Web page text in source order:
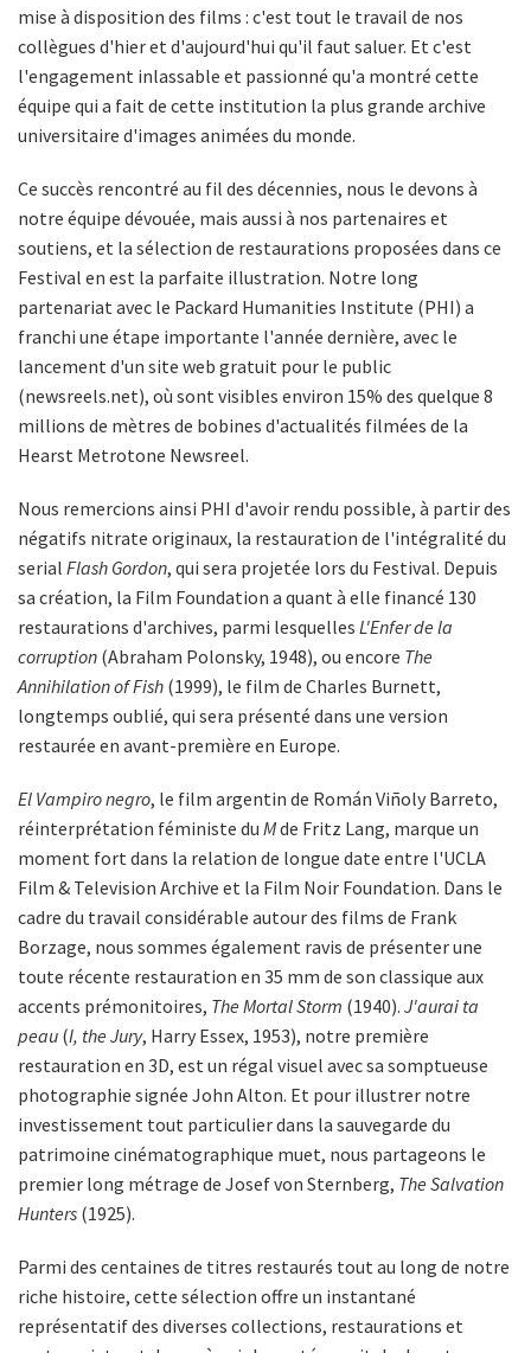
mise à disposition des films : c'est tout le travail de nos
collègues d'hier et d'aujourd'hui qu'il faut saluer. Et c'est
l'engagement inlassable et passionné qu'a montré cette
équipe qui a fait de cette institution la plus grande archive
universitaire d'images animées du monde.
Ce succès rencontré au fil des décennies, nous le devons à
notre équipe dévouée, mais aussi à nos partenaires et
soutiens, et la sélection de restaurations proposées dans ce
Festival en est la parfaite illustration. Notre long
partenariat avec le Packard Humanities Institute (PHI) a
franchi une étape importante l'année dernière, avec le
lancement d'un site web gratuit pour le public
(newsreels.net), où sont visibles environ 15% des quelque 8
millions de mètres de bobines d'actualités filmées de la
Hearst Metrotone Newsreel.
Nous remercions ainsi PHI d'avoir rendu possible, à partir des
négatifs nitrate originaux, la restauration de l'intégralité du
serial Flash Gordon, qui sera projetée lors du Festival. Depuis
sa création, la Film Foundation a quant à elle financé 130
restaurations d'archives, parmi lesquelles L'Enfer de la
corruption (Abraham Polonsky, 1948), ou encore The
Annihilation of Fish (1999), le film de Charles Burnett,
longtemps oublié, qui sera présenté dans une version
restaurée en avant-première en Europe.
El Vampiro negro, le film argentin de Román Viñoly Barreto,
réinterprétation féministe du Mde Fritz Lang, marque un
moment fort dans la relation de longue date entre l'UCLA
Film & Television Archive et la Film Noir Foundation. Dans le
cadre du travail considérable autour des films de Frank
Borzage, nous sommes également ravis de présenter une
toute récente restauration en 35 mm de son classique aux
accents prémonitoires, The Mortal Storm (1940). J'aurai ta
peau (I, the Jury, Harry Essex, 1953), notre première
restauration en 3D, est un régal visuel avec sa somptueuse
photographie signée John Alton. Et pour illustrer notre
investissement tout particulier dans la sauvegarde du
patrimoine cinématographique muet, nous partageons le
premier long métrage de Josef von Sternberg, The Salvation
Hunters (1925).
Parmi des centaines de titres restaurés tout au long de notre
riche histoire, cette sélection offre un instantané
représentatif des diverses collections, restaurations et